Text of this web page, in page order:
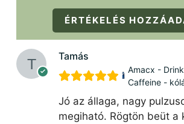
ÉRTÉKELÉS
Tamás
Amacx -
Caffeine -
Jó az állaga, nagy
megiható. Rögtön beüt a